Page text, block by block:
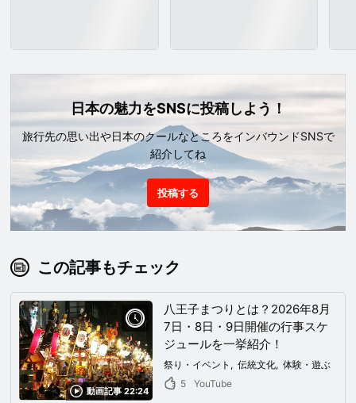
日本の魅力をSNSに投稿しよう！
旅行先の思い出や日本のクールなところをインバウンドSNSで
紹介してね
投稿する
この記事もチェック
動画記事 22:24
八王子まつりとは？2026年8月
7日・8日・9日開催の行事スケ
ジュールを一挙紹介！
祭り・イベント 伝統文化
体験・遊ぶ
5
YouTube